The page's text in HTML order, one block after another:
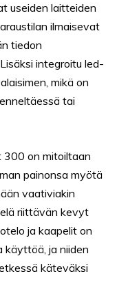
useiden laitteiden
ilmaisevat
tiedon
integroitu led-
mikä on
tai
on mitoiltaan
painonsa myötä
vaativiakin
riittävän kevyt
ja kaapelit on
käyttöä, ja niiden
käteväksi